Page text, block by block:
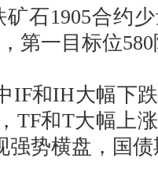
1905合约少
第一目标位
和IH大幅下跌
TF和T大幅上
强势横盘，国